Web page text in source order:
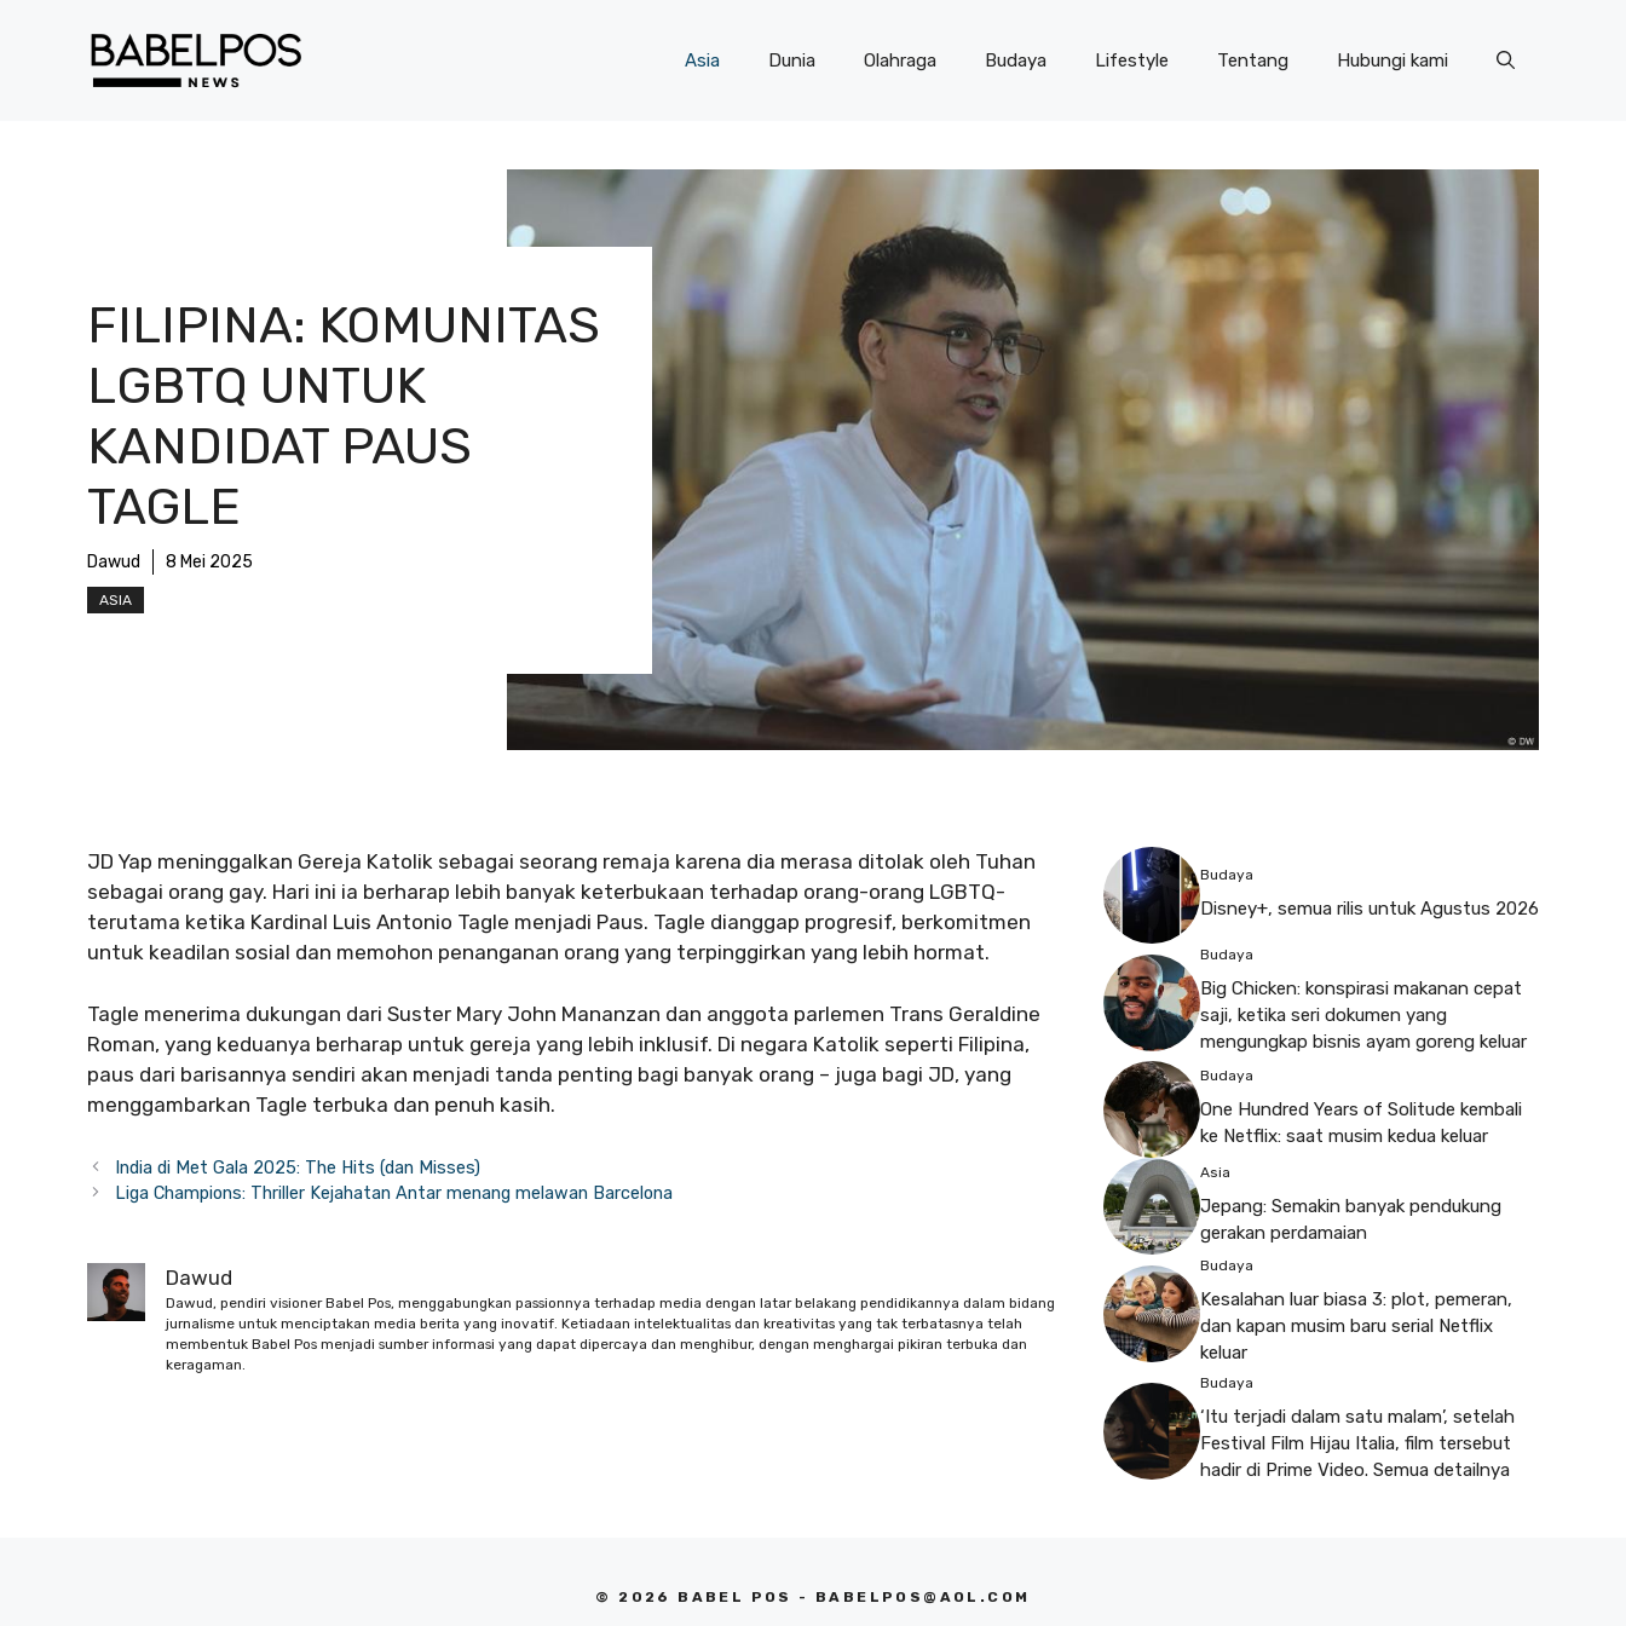
Asia Dunia Olahraga Budaya Lifestyle Tentang Hubungi kami
FILIPINA: KOMUNITAS
LGBTQ UNTUK
KANDIDAT PAUS
TAGLE
Dawud 8 Mei 2025
ASIA
JD Yap meninggalkan Gereja Katolik sebagai seorang remaja karena dia merasa ditolak oleh Tuhan
sebagai orang gay. Hari ini ia berharap lebih banyak keterbukaan terhadap orang-orang LGBTQ-
terutama ketika Kardinal Luis Antonio Tagle menjadi Paus. Tagle dianggap progresif, berkomitmen
untuk keadilan sosial dan memohon penanganan orang yang terpinggirkan yang lebih hormat.
Tagle menerima dukungan dari Suster Mary John Mananzan dan anggota parlemen Trans Geraldine
Roman, yang keduanya berharap untuk gereja yang lebih inklusif. Di negara Katolik seperti Filipina,
paus dari barisannya sendiri akan menjadi tanda penting bagi banyak orang – juga bagi JD, yang
menggambarkan Tagle terbuka dan penuh kasih.
India di Met Gala 2025: The Hits (dan Misses)
Liga Champions: Thriller Kejahatan Antar menang melawan Barcelona
Dawud
Dawud, pendiri visioner Babel Pos, menggabungkan passionnya terhadap media dengan latar belakang pendidikannya dalam bidang
jurnalisme untuk menciptakan media berita yang inovatif. Ketiadaan intelektualitas dan kreativitas yang tak terbatasnya telah
membentuk Babel Pos menjadi sumber informasi yang dapat dipercaya dan menghibur, dengan menghargai pikiran terbuka dan
keragaman.
Budaya
Disney+, semua rilis untuk Agustus 2026
Budaya
Big Chicken: konspirasi makanan cepat
saji, ketika seri dokumen yang
mengungkap bisnis ayam goreng keluar
Budaya
One Hundred Years of Solitude kembali
ke Netflix: saat musim kedua keluar
Asia
Jepang: Semakin banyak pendukung
gerakan perdamaian
Budaya
Kesalahan luar biasa 3: plot, pemeran,
dan kapan musim baru serial Netflix
keluar
Budaya
‘Itu terjadi dalam satu malam’, setelah
Festival Film Hijau Italia, film tersebut
hadir di Prime Video. Semua detailnya
© 2026 BABEL POS - BABELPOS@AOL.COM